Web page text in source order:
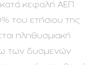
κεφαλή ΑΕΠ
του ετήσιου της
πληθυσμιακή
των δυσμενών